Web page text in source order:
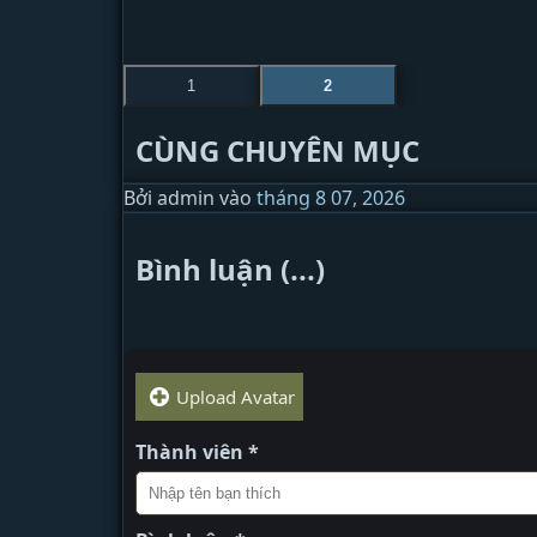
1 2
CÙNG CHUYÊN MỤC
Bởi admin vào tháng 8 07, 2026
Bình luận (...)
Upload Avatar
Thành viên *